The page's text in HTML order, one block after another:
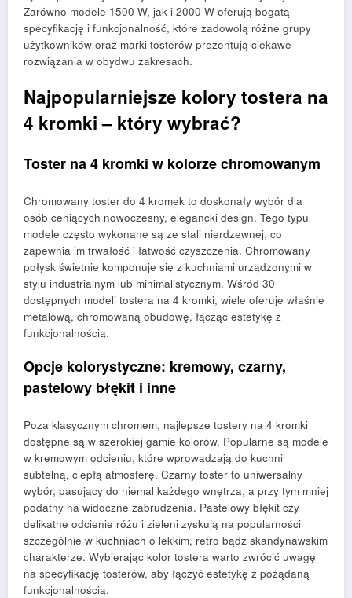
Zarówno modele 1500 W, jak i 2000 W oferują bogatą
specyfikację i funkcjonalność, które zadowolą różne grupy
użytkowników oraz marki tosterów prezentują ciekawe
rozwiązania w obydwu zakresach.
Najpopularniejsze kolory tostera na
4 kromki – który wybrać?
Toster na 4 kromki w kolorze chromowanym
Chromowany toster do 4 kromek to doskonały wybór dla
osób ceniących nowoczesny, elegancki design. Tego typu
modele często wykonane są ze stali nierdzewnej, co
zapewnia im trwałość i łatwość czyszczenia. Chromowany
połysk świetnie komponuje się z kuchniami urządzonymi w
stylu industrialnym lub minimalistycznym. Wśród 30
dostępnych modeli tostera na 4 kromki, wiele oferuje właśnie
metalową, chromowaną obudowę, łącząc estetykę z
funkcjonalnością.
Opcje kolorystyczne: kremowy, czarny,
pastelowy błękit i inne
Poza klasycznym chromem, najlepsze tostery na 4 kromki
dostępne są w szerokiej gamie kolorów. Popularne są modele
w kremowym odcieniu, które wprowadzają do kuchni
subtelną, ciepłą atmosferę. Czarny toster to uniwersalny
wybór, pasujący do niemal każdego wnętrza, a przy tym mniej
podatny na widoczne zabrudzenia. Pastelowy błękit czy
delikatne odcienie różu i zieleni zyskują na popularności
szczególnie w kuchniach o lekkim, retro bądź skandynawskim
charakterze. Wybierając kolor tostera warto zwrócić uwagę
na specyfikację tosterów, aby łączyć estetykę z pożądaną
funkcjonalnością.